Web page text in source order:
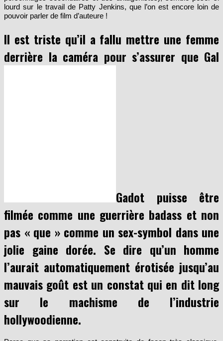
personnages secondaires et des antagonistes), semble peser si
lourd sur le travail de Patty Jenkins, que l’on est encore loin de
Il est triste qu’il a fallu mettre une femme
derrière la caméra pour s’assurer que Gal
Gadot puisse être
filmée comme une guerrière badass et non
pas « que » comme un sex-symbol dans une
jolie gaine dorée. Se dire qu’un homme
l’aurait automatiquement érotisée jusqu’au
mauvais goût est un constat qui en dit long
sur le machisme de l’industrie
hollywoodienne.